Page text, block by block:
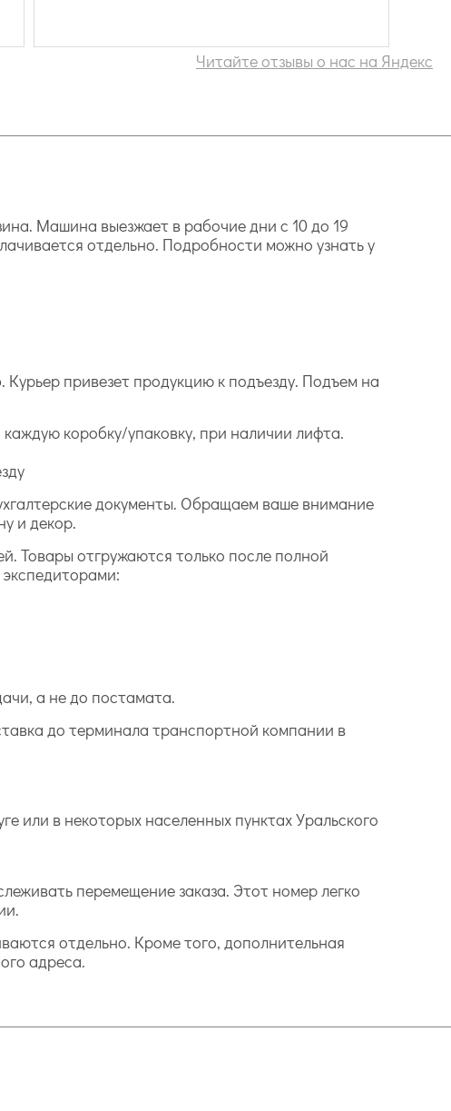
Читайте отзывы о нас на Яндекс
Машина выезжает в рабочие дни с 10 до 19
отдельно. Подробности можно узнать у
привезет продукцию к подъезду. Подъем на
коробку/упаковку, при наличии лифта.
документы. Обращаем ваше внимание
и декор.
Товары отгружаются только после полной
а не до постамата.
до терминала транспортной компании в
в некоторых населенных пунктах Уральского
перемещение заказа. Этот номер легко
отдельно. Кроме того, дополнительная
адреса.